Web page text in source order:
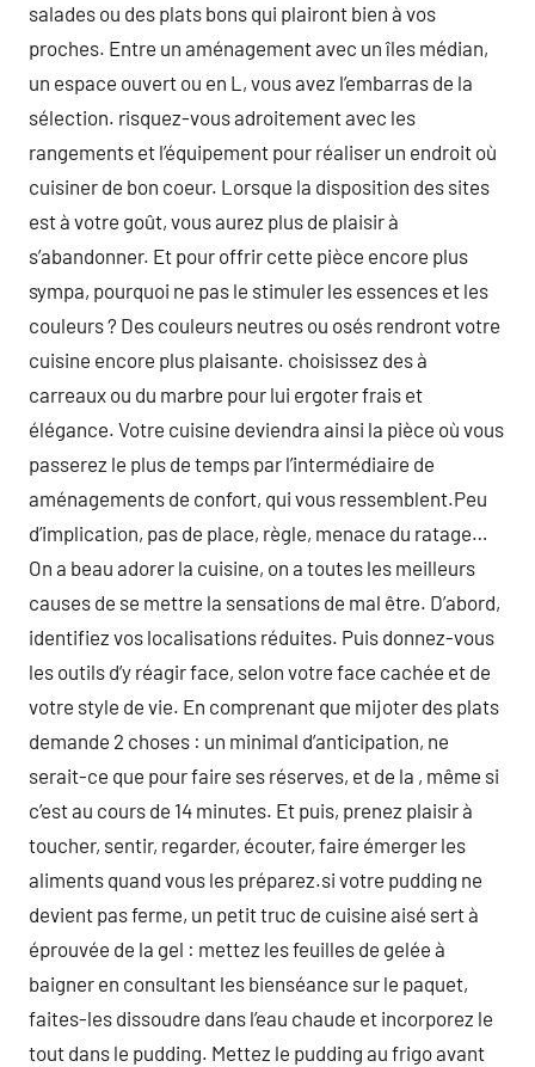
salades ou des plats bons qui plairont bien à vos
proches. Entre un aménagement avec un îles médian,
un espace ouvert ou en L, vous avez l’embarras de la
sélection. risquez-vous adroitement avec les
rangements et l’équipement pour réaliser un endroit où
cuisiner de bon coeur. Lorsque la disposition des sites
est à votre goût, vous aurez plus de plaisir à
s’abandonner. Et pour offrir cette pièce encore plus
sympa, pourquoi ne pas le stimuler les essences et les
couleurs ? Des couleurs neutres ou osés rendront votre
cuisine encore plus plaisante. choisissez des à
carreaux ou du marbre pour lui ergoter frais et
élégance. Votre cuisine deviendra ainsi la pièce où vous
passerez le plus de temps par l’intermédiaire de
aménagements de confort, qui vous ressemblent.Peu
d’implication, pas de place, règle, menace du ratage…
On a beau adorer la cuisine, on a toutes les meilleurs
causes de se mettre la sensations de mal être. D’abord,
identifiez vos localisations réduites. Puis donnez-vous
les outils d’y réagir face, selon votre face cachée et de
votre style de vie. En comprenant que mijoter des plats
demande 2 choses : un minimal d’anticipation, ne
serait-ce que pour faire ses réserves, et de la , même si
c’est au cours de 14 minutes. Et puis, prenez plaisir à
toucher, sentir, regarder, écouter, faire émerger les
aliments quand vous les préparez.si votre pudding ne
devient pas ferme, un petit truc de cuisine aisé sert à
éprouvée de la gel : mettez les feuilles de gelée à
baigner en consultant les bienséance sur le paquet,
faites-les dissoudre dans l’eau chaude et incorporez le
tout dans le pudding. Mettez le pudding au frigo avant